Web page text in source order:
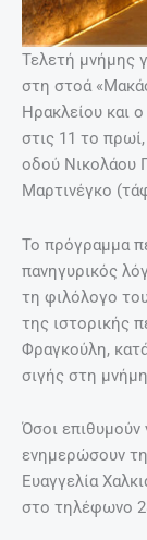
Τελετή μνήμης
στη στοά
Ηρακλείου και
στις 11 το
οδού Νικολάου
Μαρτινέγκο
Το πρόγραμμα
πανηγυρικός
τη φιλόλογο
της ιστορικής
Φραγκούλη,
σιγής στη
Όσοι επιθυμούν
ενημερώσουν
Ευαγγελία
στο τηλέφωνο